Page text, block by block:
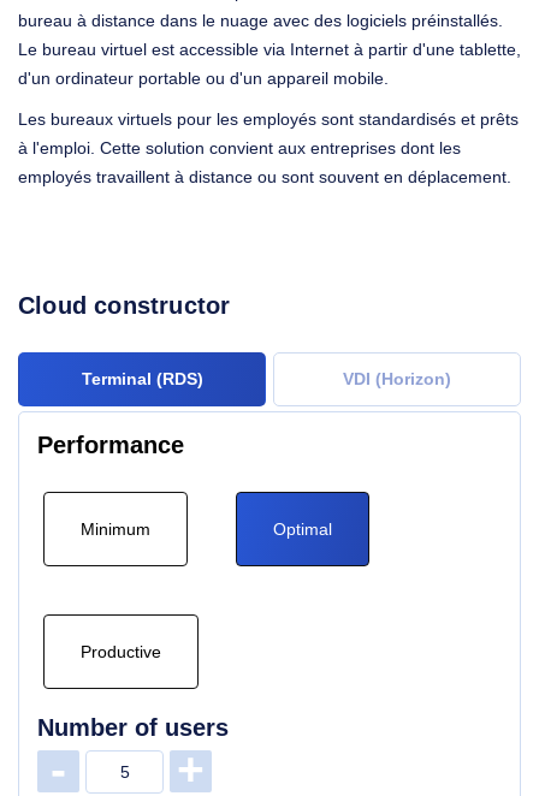
bureau à distance dans le nuage avec des logiciels préinstallés.
Le bureau virtuel est accessible via Internet à partir d'une tablette,
d'un ordinateur portable ou d'un appareil mobile.
Les bureaux virtuels pour les employés sont standardisés et prêts
à l'emploi. Cette solution convient aux entreprises dont les
employés travaillent à distance ou sont souvent en déplacement.
Cloud constructor
Terminal (RDS) VDI (Horizon)
Performance
Minimum Optimal
Productive
Number of users
+
-